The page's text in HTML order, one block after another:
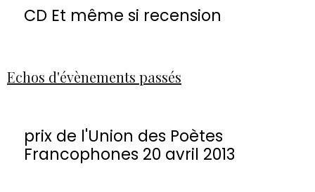
CD Et même si recension
Echos d'évènements passés
prix de l'Union des Poètes
Francophones 20 avril 2013